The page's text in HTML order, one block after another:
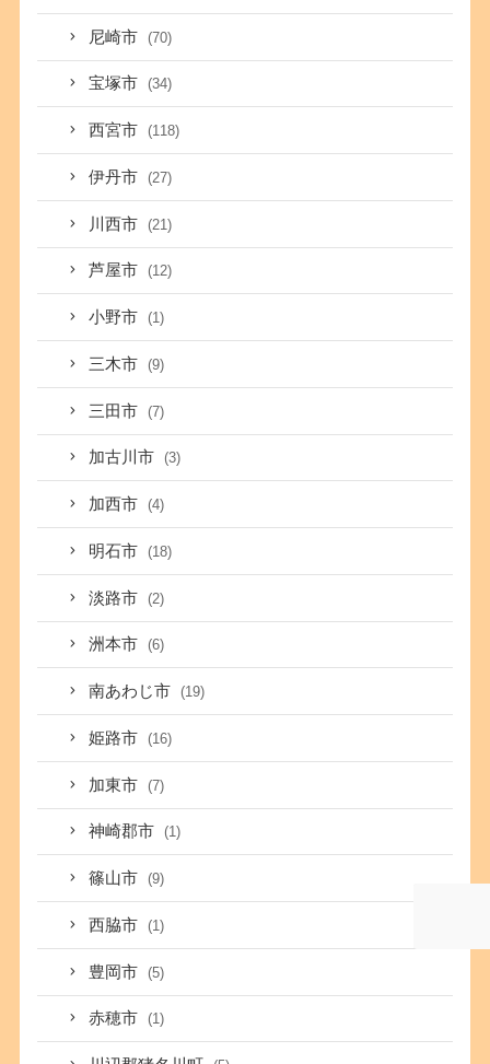
尼崎市 (70)
宝塚市 (34)
西宮市 (118)
伊丹市 (27)
川西市 (21)
芦屋市 (12)
小野市 (1)
三木市 (9)
三田市 (7)
加古川市 (3)
加西市 (4)
明石市 (18)
淡路市 (2)
洲本市 (6)
南あわじ市 (19)
姫路市 (16)
加東市 (7)
神崎郡市 (1)
篠山市 (9)
西脇市 (1)
豊岡市 (5)
赤穂市 (1)